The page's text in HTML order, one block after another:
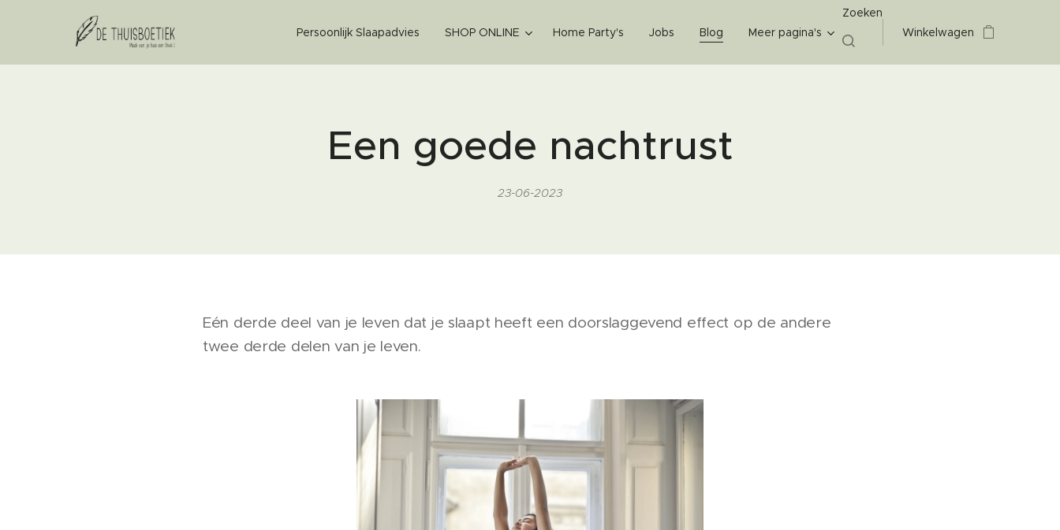
Persoonlijk Slaapadvies SHOP ONLINE Home Party's Jobs Blog Meer pagina's
Zoeken
Winkelwagen
Een goede nachtrust
23-06-2023
Eén derde deel van je leven dat je slaapt heeft een doorslaggevend effect op de andere
twee derde delen van je leven.